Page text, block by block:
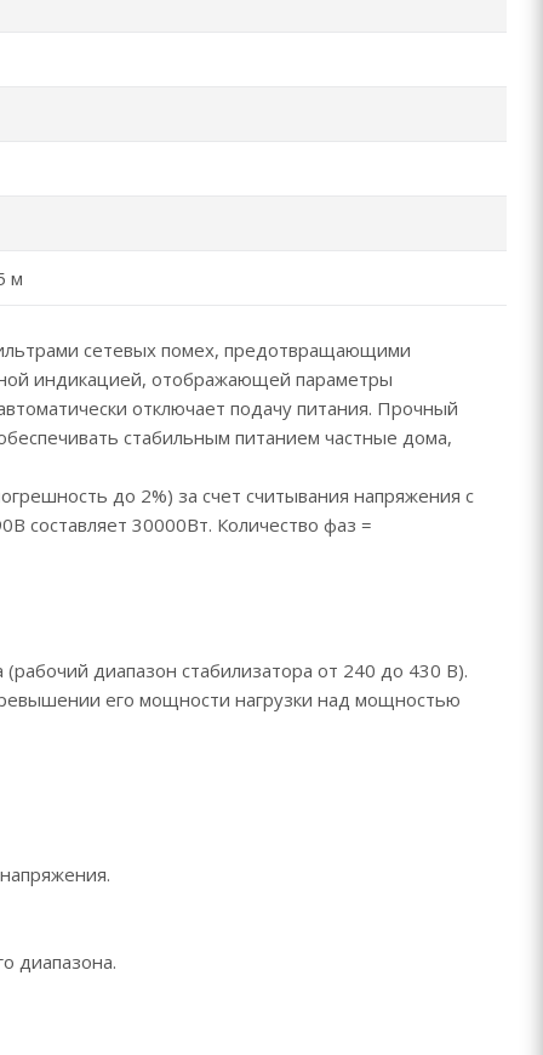
м
сетевых помех, предотвращающими
индикацией, отображающей параметры
отключает подачу питания. Прочный
стабильным питанием частные дома,
до 2%) за счет считывания напряжения с
составляет 30000Вт. Количество фаз =
диапазон стабилизатора от 240 до 430 В).
его мощности нагрузки над мощностью
диапазона.